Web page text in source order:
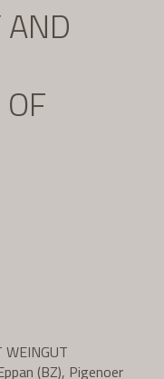
AND
(BZ), Pigenoer